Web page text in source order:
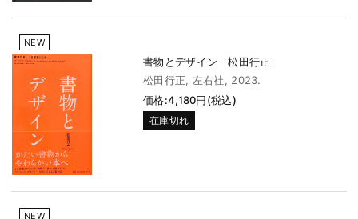
NEW
書物とデザイン 松田行正
松田行正, 左右社, 2023.
価格:4,180円(税込)
在庫切れ
NEW